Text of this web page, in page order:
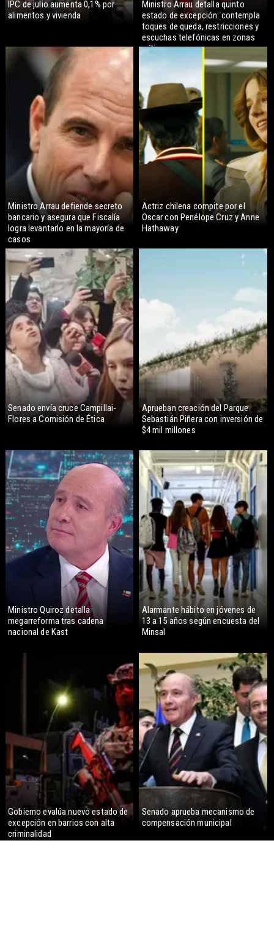
IPC de julio aumenta 0,1% por
alimentos y vivienda
Ministro Arrau detalla quinto
estado de excepción: contempla
toques de queda, restricciones y
escuchas telefónicas en zonas
críticas
Ministro Arrau defiende secreto
bancario y asegura que Fiscalía
logra levantarlo en la mayoría de
casos
Actriz chilena compite por el
Oscar con Penélope Cruz y Anne
Hathaway
Senado envía cruce Campillai-
Flores a Comisión de Ética
Aprueban creación del Parque
Sebastián Piñera con inversión de
$4 mil millones
Ministro Quiroz detalla
megarreforma tras cadena
nacional de Kast
Alarmante hábito en jóvenes de
13 a 15 años según encuesta del
Minsal
Gobierno evalúa nuevo estado de
excepción en barrios con alta
criminalidad
Senado aprueba mecanismo de
compensación municipal